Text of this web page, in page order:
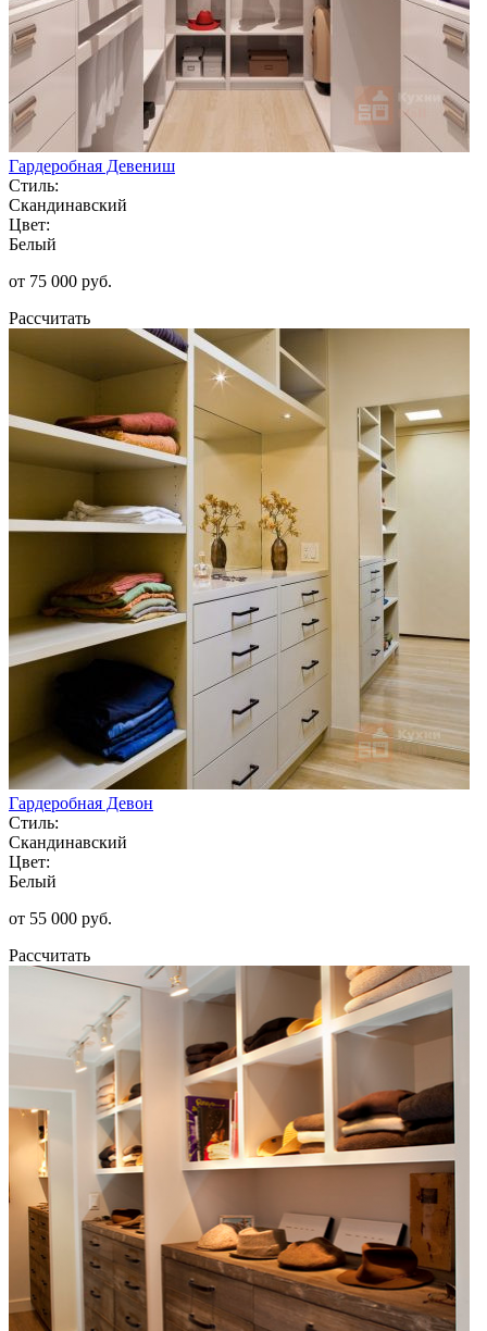
Гардеробная Девениш
Стиль:
Скандинавский
Цвет:
Белый
от 75 000 руб.
Рассчитать
Гардеробная Девон
Стиль:
Скандинавский
Цвет:
Белый
от 55 000 руб.
Рассчитать